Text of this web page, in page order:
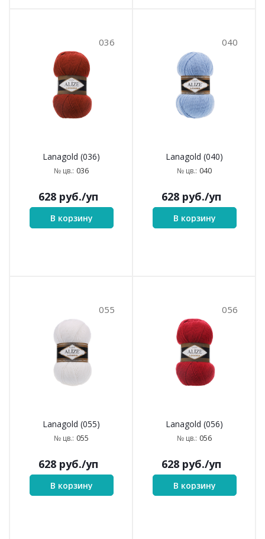
036
Lanagold (036)
№ цв.: 036
628 руб./уп
В корзину
040
Lanagold (040)
№ цв.: 040
628 руб./уп
В корзину
055
Lanagold (055)
№ цв.: 055
628 руб./уп
В корзину
056
Lanagold (056)
№ цв.: 056
628 руб./уп
В корзину